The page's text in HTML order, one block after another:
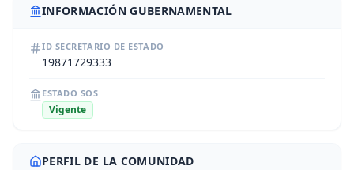
INFORMACIÓN GUBERNAMENTAL
ID SECRETARIO DE ESTADO
19871729333
ESTADO SOS
Vigente
PERFIL DE LA COMUNIDAD